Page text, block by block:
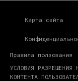
Карта сайта
Правила ползования
УСЛОВИЯ РАЗРЕШЕНИЯ
КОНТЕНТА